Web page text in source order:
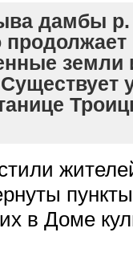
дамбы р.
продолжает
земли
в Доме